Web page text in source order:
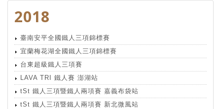
2018
臺南安平全國鐵人三項錦標賽
宜蘭梅花湖全國鐵人三項錦標賽
台東超級鐵人三項賽
LAVA TRI 鐵人賽 澎湖站
tSt 鐵人三項暨鐵人兩項賽 嘉義布袋站
tSt 鐵人三項暨鐵人兩項賽 新北微風站